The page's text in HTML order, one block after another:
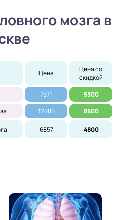
мозга в
Цена
Цена со
скидкой
7571
5300
12286 8600
6857 4800